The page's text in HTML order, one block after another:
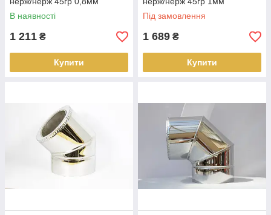
(сендвіч) AISI 304
В наявності
1 211 ₴
Купити
(сендвіч) AISI 304
Під замовлення
1 689 ₴
Купити